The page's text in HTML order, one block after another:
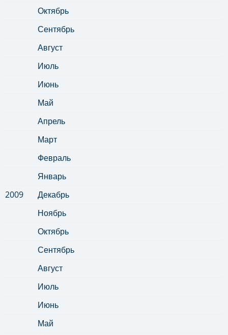
Октябрь
Сентябрь
Август
Июль
Июнь
Май
Апрель
Март
Февраль
Январь
2009
Декабрь
Ноябрь
Октябрь
Сентябрь
Август
Июль
Июнь
Май